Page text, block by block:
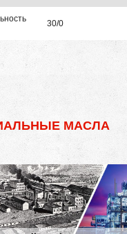
30/0
МАСЛА